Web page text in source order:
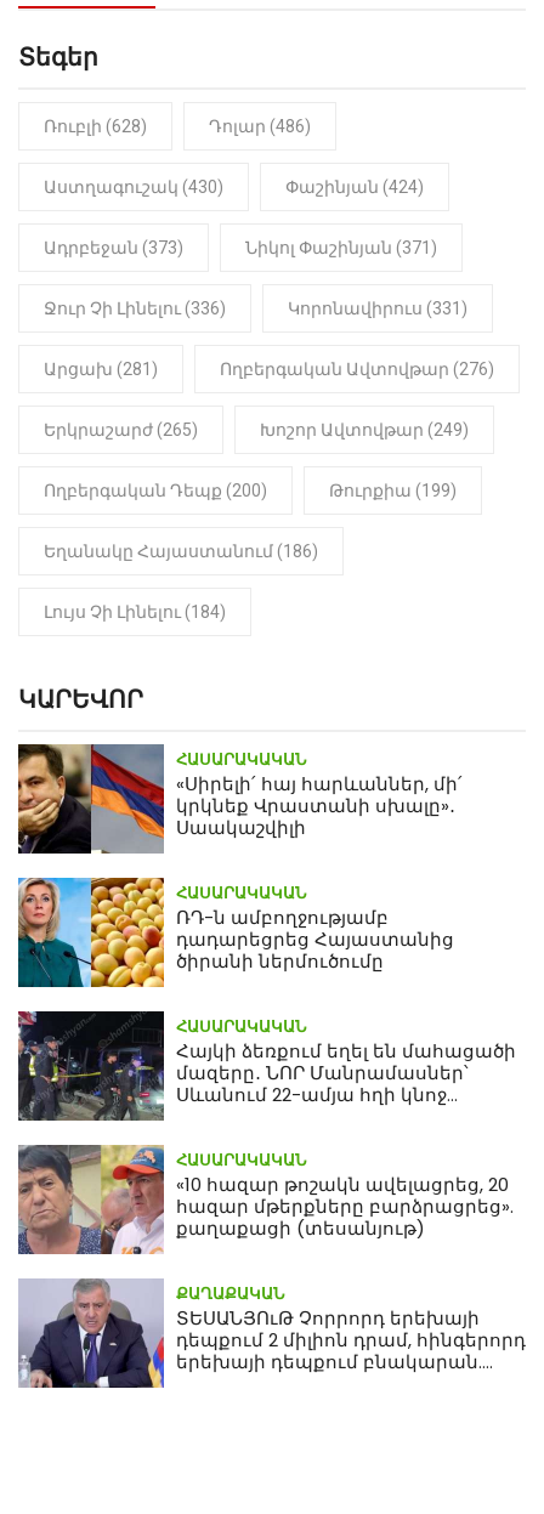
Նիկոլ Փաշինյան
ԻՐԱԴԱՐՁԱՅԻՆ 22:01
մանկապղծության համար
մարմինը
Տեգեր
Ռուբլի (628) Դոլար (486)
Աստղագուշակ (430) Փաշինյան (424)
Ադրբեջան (373) Նիկոլ Փաշինյան (371)
Ջուր Չի Լինելու (336) Կորոնավիրուս (331)
Արցախ (281) Ողբերգական Ավտովթար (276)
Երկրաշարժ (265) Խոշոր Ավտովթար (249)
Ողբերգական Դեպք (200) Թուրքիա (199)
Եղանակը Հայաստանում (186)
Լույս Չի Լինելու (184)
ԿԱՐԵՎՈՐ
ՀԱՍԱՐԱԿԱԿԱՆ
«Սիրելի՛ հայ հարևաններ, մի՛
կրկնեք Վրաստանի սխալը»․
Սաակաշվիլի
ՀԱՍԱՐԱԿԱԿԱՆ
ՌԴ-ն ամբողջությամբ
դադարեցրեց Հայաստանից
ծիրանի ներմուծումը
ՀԱՍԱՐԱԿԱԿԱՆ
Հայկի ձեռքում եղել են մահացածի
մազերը․ ՆՈՐ Մանրամասներ՝
Սևանում 22-ամյա հղի կնոջ
ՀԱՍԱՐԱԿԱԿԱՆ
«10 հազար թոշակն ավելացրեց, 20
հազար մթերքները բարձրացրեց».
քաղաքացի (տեսանյութ)
ՔԱՂԱՔԱԿԱՆ
ՏԵՍԱՆՅՈւԹ Չորրորդ երեխայի
դեպքում 2 միլիոն դրամ, հինգերորդ
երեխայի դեպքում բնակարան.